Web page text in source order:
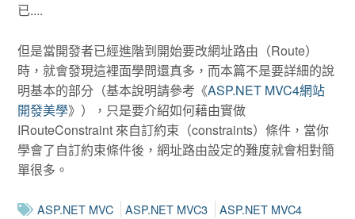
已....
但是當開發者已經進階到開始要改網址路由（Route）
時，就會發現這裡面學問還真多，而本篇不是要詳細的說
明基本的部分（基本說明請參考《ASP.NET MVC4網站
開發美學》），只是要介紹如何藉由實做
IRouteConstraint 來自訂約束（constraints）條件，當你
學會了自訂約束條件後，網址路由設定的難度就會相對簡
單很多。
ASP.NET MVC ASP.NET MVC3 ASP.NET MVC4